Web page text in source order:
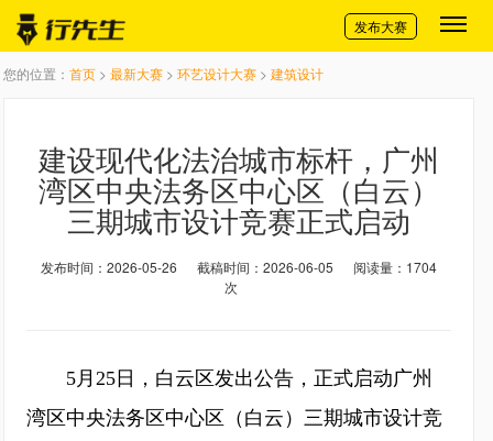
切换导航
发布大赛
您的位置： 首页 > 最新大赛 > 环艺设计大赛 > 建筑设计
建设现代化法治城市标杆，广州
湾区中央法务区中心区（白云）
三期城市设计竞赛正式启动
发布时间：2026-05-26 截稿时间：2026-06-05
阅读量：1704
次
5月25日，白云区发出公告，正式启动广州
湾区中央法务区中心区（白云）三期城市设计竞